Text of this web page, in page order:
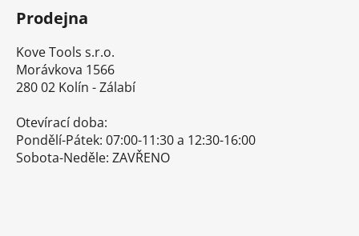
Prodejna
Kove Tools s.r.o.
Morávkova 1566
280 02 Kolín - Zálabí
Otevírací doba:
Pondělí-Pátek: 07:00-11:30 a 12:30-16:00
Sobota-Neděle: ZAVŘENO